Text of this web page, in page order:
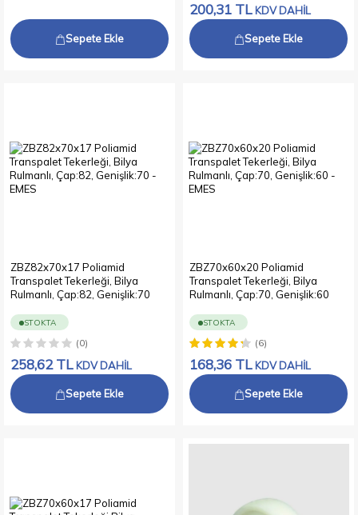
Sepete Ekle
200,31 TL KDV DAHİL
Sepete Ekle
ZBZ82x70x17 Poliamid
Transpalet Tekerleği, Bilya
Rulmanlı, Çap:82, Genişlik:70
STOKTA
(0)
258,62TL KDV DAHİL
Sepete Ekle
ZBZ70x60x20 Poliamid
Transpalet Tekerleği, Bilya
Rulmanlı, Çap:70, Genişlik:60
STOKTA
(6)
168,36 TL KDV DAHİL
Sepete Ekle